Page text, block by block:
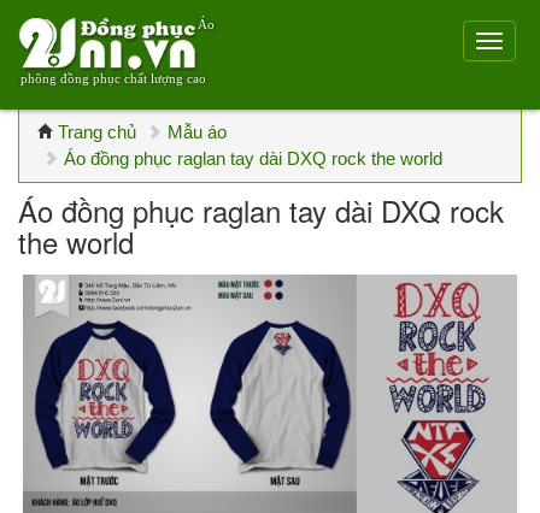
Áo
phông đồng phục chất lượng cao
Trang chủ
Mẫu áo
Áo đồng phục raglan tay dài DXQ rock the world
Áo đồng phục raglan tay dài DXQ rock
the world